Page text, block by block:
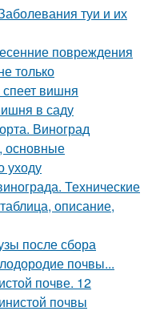
туи и их
повреждения
только
спеет вишня
в саду
Виноград
основные
уходу
Технические
описание,
после сбора
почвы...
почве. 12
почвы